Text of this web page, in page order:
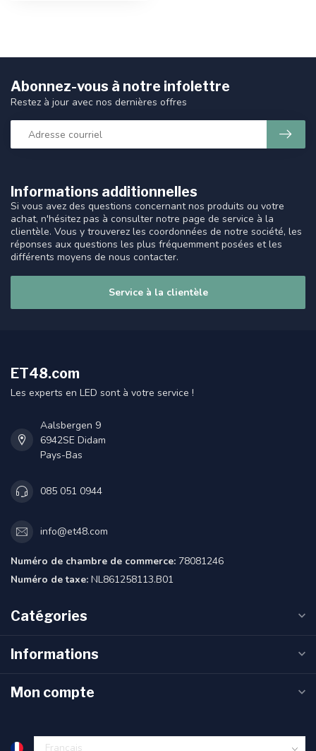
Informations additionnelles
Si vous avez des questions concernant nos produits ou votre
achat, n'hésitez pas à consulter notre page de service à la
clientèle. Vous y trouverez les coordonnées de notre société, les
réponses aux questions les plus fréquemment posées et les
différents moyens de nous contacter.
Service à la clientèle
Abonnez-vous à notre infolettre
Restez à jour avec nos dernières offres
ET48.com
Les experts en LED sont à votre service !
Aalsbergen 9
6942SE Didam
Pays-Bas
085 051 0944
info@et48.com
Numéro de chambre de commerce: 78081246
Numéro de taxe: NL861258113.B01
Catégories
Informations
Mon compte